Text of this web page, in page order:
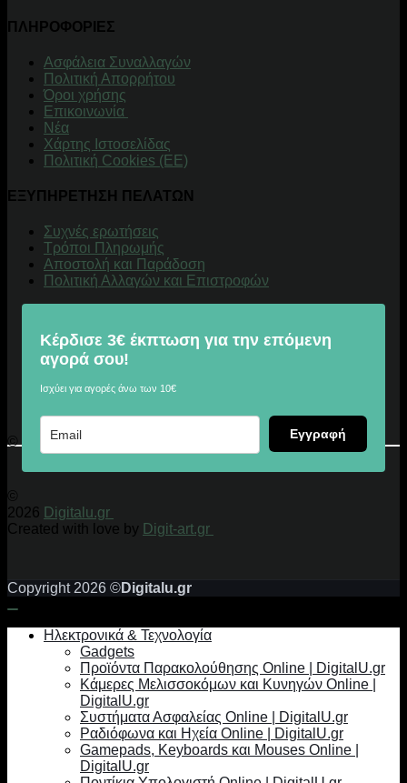
ΠΛΗΡΟΦΟΡΙΕΣ
Aσφάλεια Συναλλαγών
Πολιτική Απορρήτου
Όροι χρήσης
Επικοινωνία
Νέα
Χάρτης Ιστοσελίδας
Πολιτική Cookies (ΕΕ)
ΕΞΥΠΗΡΕΤΗΣΗ ΠΕΛΑΤΩΝ
Συχνές ερωτήσεις
Τρόποι Πληρωμής
Αποστολή και Παράδοση
Πολιτική Αλλαγών και Επιστροφών
Κέρδισε 3€ έκπτωση για την επόμενη
αγορά σου!
Ισχύει για αγορές άνω των 10€
Εγγραφή
© 2026 Digitalu.gr
©
2026 Digitalu.gr
Created with love by Digit-art.gr
Copyright 2026 ©Digitalu.gr
Ηλεκτρονικά & Τεχνολογία
Gadgets
Προϊόντα Παρακολούθησης Online | DigitalU.gr
Κάμερες Μελισσοκόμων και Κυνηγών Online |
DigitalU.gr
Συστήματα Ασφαλείας Online | DigitalU.gr
Ραδιόφωνα και Ηχεία Online | DigitalU.gr
Gamepads, Keyboards και Mouses Online |
DigitalU.gr